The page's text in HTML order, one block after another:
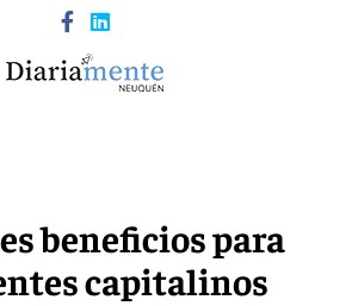
beneficios para
capitalinos